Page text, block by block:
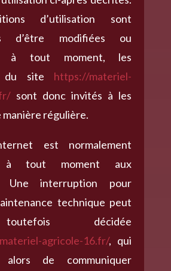
d’utilisation sont
d’être modifiées ou
à tout moment, les
du site https://materiel-
sont donc invités à les
régulière.
est normalement
à tout moment aux
Une interruption pour
technique peut
décidée
agricole-16.fr/, qui
alors de communiquer